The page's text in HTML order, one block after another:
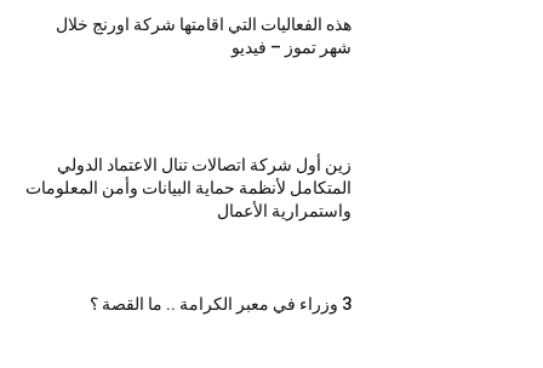
هذه الفعاليات التي اقامتها شركة اورنج خلال
شهر تموز – فيديو
زين أول شركة اتصالات تنال الاعتماد الدولي
المتكامل لأنظمة حماية البيانات وأمن المعلومات
واستمرارية الأعمال
3 وزراء في معبر الكرامة .. ما القصة ؟